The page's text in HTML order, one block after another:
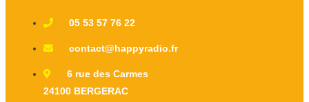
05 53 57 76 22
contact@happyradio.fr
6 rue des Carmes
24100 BERGERAC